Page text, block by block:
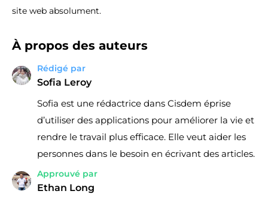
site web absolument.
À propos des auteurs
Rédigé par
Sofia Leroy
Sofia est une rédactrice dans Cisdem éprise
d’utiliser des applications pour améliorer la vie et
rendre le travail plus efficace. Elle veut aider les
personnes dans le besoin en écrivant des articles.
Approuvé par
Ethan Long